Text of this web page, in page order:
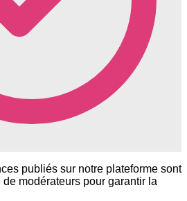
publiés sur notre plateforme sont
modérateurs pour garantir la